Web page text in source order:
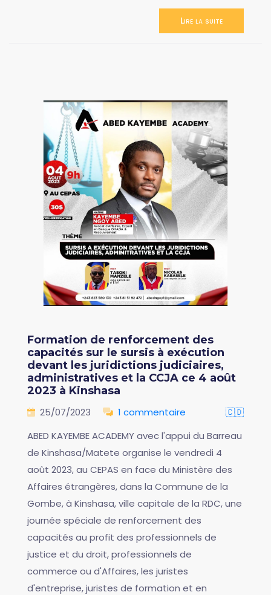
Lire la suite
Formation de renforcement des
capacités sur le sursis à exécution
devant les juridictions judiciaires,
administratives et la CCJA ce 4 août
2023 à Kinshasa
25/07/2023 1 commentaire
🇨🇩
ABED KAYEMBE ACADEMY avec l'appui du Barreau
de Kinshasa/Matete organise le vendredi 4
août 2023, au CEPAS en face du Ministère des
Affaires étrangères, dans la Commune de la
Gombe, à Kinshasa, ville capitale de la RDC, une
journée spéciale de renforcement des
capacités au profit des professionnels de
justice et du droit, professionnels de
commerce ou d'Affaires, les juristes
d'entreprise, juristes de formation et en